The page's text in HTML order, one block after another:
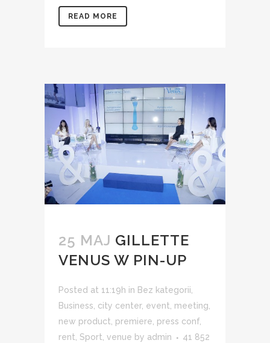
READ MORE
25 MAJ GILLETTE
VENUS W PIN-UP
Posted at 11:19h in Bez kategorii
Business city center, event meeting
new product premiere press conf,
rent Sport venue by admin
41 852